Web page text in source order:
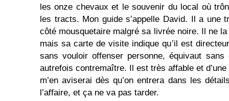
les onze chevaux et le souvenir du local où
les tracts. Mon guide s’appelle David. Il a une
côté mousquetaire malgré sa livrée noire. Il ne
mais sa carte de visite indique qu’il est
sans vouloir offenser personne, équivaut sans
autrefois contremaître. Il est très affable et
m’en aviserai dès qu’on entrera dans les
l’affaire, et ça ne va pas tarder.